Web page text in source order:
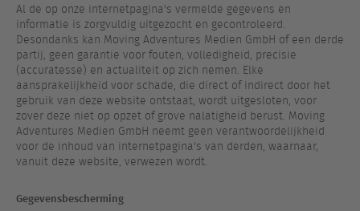
Al de op onze internetpagina's vermelde gegevens en
informatie is zorgvuldig uitgezocht en gecontroleerd.
Desondanks kan Moving Adventures Medien GmbH of een derde
partij, geen garantie voor fouten, volledigheid, precisie
(accuratesse) en actualiteit op zich nemen. Elke
aansprakelijkheid voor schade, die direct of indirect door het
gebruik van deze website ontstaat, wordt uitgesloten, voor
zover deze niet op opzet of grove nalatigheid berust. Moving
Adventures Medien GmbH neemt geen verantwoordelijkheid
voor de inhoud van internetpagina's van derden, waarnaar,
vanuit deze website, verwezen wordt.
Gegevensbescherming